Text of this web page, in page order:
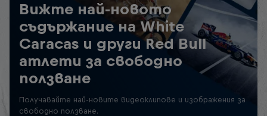
Вижте най-новото
съдържание на White
Caracas и други Red Bull
атлети за свободно
ползване
Получавайте най-новите видеоклипове и изображения за
свободно ползване.